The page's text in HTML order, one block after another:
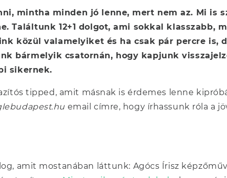
mintha minden jó lenne, mert nem az. Mi is
Találtunk 12+1 dolgot, ami sokkal klasszabb,
közül valamelyiket és ha csak pár percre is,
bármelyik csatornán, hogy kapjunk
sikernek.
tipped, amit másnak is érdemes lenne
email címre, hogy írhassunk róla a
amit mostanában láttunk: Agócs Írisz